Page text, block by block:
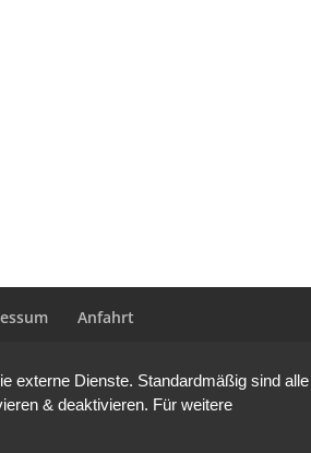
Anfahrt
externe Dienste. Standardmäßig sind alle
& deaktivieren. Für weitere